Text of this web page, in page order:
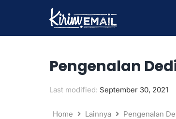
konten
Pengenalan
Last modified: September 30, 2021
Home Lainnya Pengenalan